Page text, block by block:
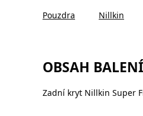
Pouzdra Nillkin
OBSAH BALENÍ
Zadní kryt Nillkin Super